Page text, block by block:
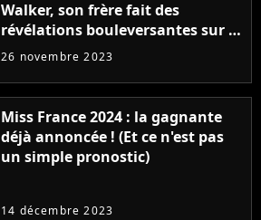
Walker, son frère fait des
révélations bouleversantes sur la
réaction des acteurs de Fast and
26 novembre 2023
Miss France 2024 : la gagnante
déjà annoncée ! (Et ce n'est pas
un simple pronostic)
14 décembre 2023